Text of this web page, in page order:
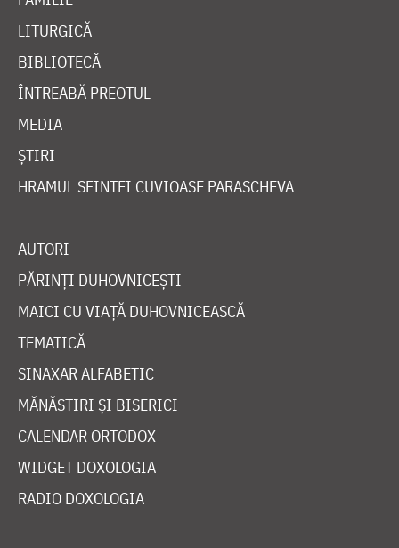
LITURGICĂ
BIBLIOTECĂ
ÎNTREABĂ PREOTUL
MEDIA
ȘTIRI
HRAMUL SFINTEI CUVIOASE PARASCHEVA
AUTORI
PĂRINȚI DUHOVNICEȘTI
MAICI CU VIAȚĂ DUHOVNICEASCĂ
TEMATICĂ
SINAXAR ALFABETIC
MĂNĂSTIRI ȘI BISERICI
CALENDAR ORTODOX
WIDGET DOXOLOGIA
RADIO DOXOLOGIA